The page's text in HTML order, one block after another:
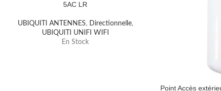
5AC LR
UBIQUITI ANTENNES, Directionnelle,
UBIQUITI UNIFI WIFI
En Stock
Point Accès